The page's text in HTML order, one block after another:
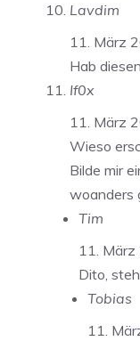
Lavdim
11. März
Hab
If0x
11. März
Wieso
Bilde mir
woanders
Tim
11.
Dito,
Tobias
11.